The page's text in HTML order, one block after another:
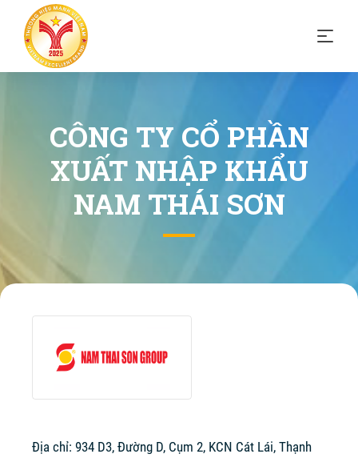
CÔNG TY CỔ PHẦN
XUẤT NHẬP KHẨU
NAM THÁI SƠN
Địa chỉ: 934 D3, Đường D, Cụm 2, KCN Cát Lái, Thạnh